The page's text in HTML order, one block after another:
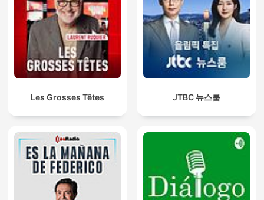
Les Grosses Têtes JTBC 뉴스룸